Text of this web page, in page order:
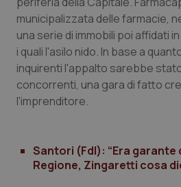
Lazio
Liguria
Lombardia
Marche
Diabete & glucometri
Disturbi dell’umore
Dolore
Donna & Salute
municipalizzata delle farmacie,
una serie di immobili poi affidati
i quali l'asilo nido. In base a
inquirenti l'appalto sarebbe
concorrenti, una gara di fatto
l'imprenditore.
Santori (FdI): “Era garante
Regione, Zingaretti cosa